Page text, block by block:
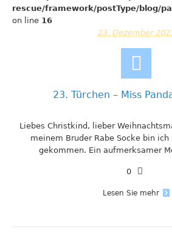
rescue/framework/postType/blog/
on line 16
23. Dezember
23. Türchen – Miss
Liebes Christkind, lieber
meinem Bruder Rabe Socke bin
gekommen. Ein aufmerksamer
0
Lesen Sie mehr